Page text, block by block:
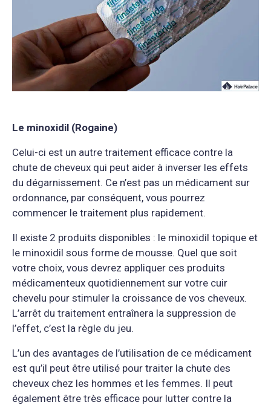
Le minoxidil (Rogaine)
Celui-ci est un autre traitement efficace contre la
chute de cheveux qui peut aider à inverser les effets
du dégarnissement. Ce n’est pas un médicament sur
ordonnance, par conséquent, vous pourrez
commencer le traitement plus rapidement.
Il existe 2 produits disponibles : le minoxidil topique et
le minoxidil sous forme de mousse. Quel que soit
votre choix, vous devrez appliquer ces produits
médicamenteux quotidiennement sur votre cuir
chevelu pour stimuler la croissance de vos cheveux.
L’arrêt du traitement entraînera la suppression de
l’effet, c’est la règle du jeu.
L’un des avantages de l’utilisation de ce médicament
est qu’il peut être utilisé pour traiter la chute des
cheveux chez les hommes et les femmes. Il peut
également être très efficace pour lutter contre la